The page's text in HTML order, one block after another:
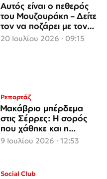
Αυτός είναι ο πεθερός
του Μουζουράκη – Δείτε
τον να ποζάρει με τον
γιο του τραγουδιστή
20 Ιουλίου 2026 · 09:15
Ρεπορτάζ
Μακάβριο μπέρδεμα
στις Σέρρες: Η σορός
που χάθηκε και η
εκταφή στην Ξάνθη
9 Ιουλίου 2026 · 12:53
Social Club